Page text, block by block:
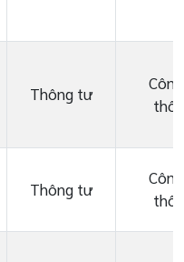
Thông tư
Thông tư